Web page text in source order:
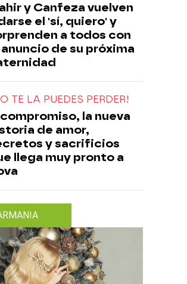
y Canfeza vuelven
el 'sí, quiero' y
a todos con
anuncio de su próxima
TE LA PUEDES PERDER!
compromiso, la nueva
de amor,
y sacrificios
llega muy pronto a